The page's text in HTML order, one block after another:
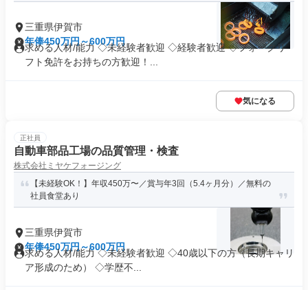
三重県伊賀市
年俸450万円～600万円
求める人材/能力 ◇未経験者歓迎 ◇経験者歓迎 ◇フォークリ
フト免許をお持ちの方歓迎！...
気になる
正社員
自動車部品工場の品質管理・検査
株式会社ミヤケフォージング
【未経験OK！】年収450万〜／賞与年3回（5.4ヶ月分）／無料の
社員食堂あり
三重県伊賀市
年俸450万円～600万円
求める人材/能力 ◇未経験者歓迎 ◇40歳以下の方（長期キャリ
ア形成のため） ◇学歴不...